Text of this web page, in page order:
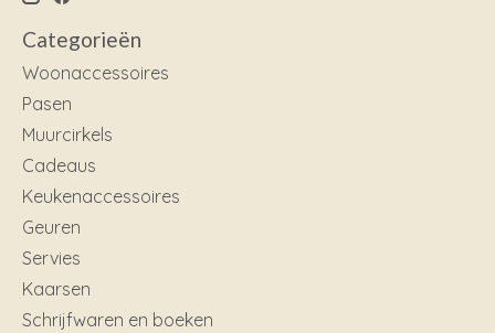
Categorieën
Woonaccessoires
Pasen
Muurcirkels
Cadeaus
Keukenaccessoires
Geuren
Servies
Kaarsen
Schrijfwaren en boeken